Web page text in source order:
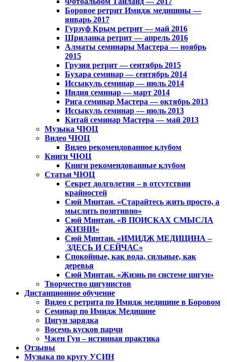
Боровое ретрит Имидж медицины —
январь 2017
Гурзуф Крым ретрит — май 2016
Шриланка ретрит — апрель 2016
Алматы семинары Мастера — ноябрь
2015
Грузия ретрит — сентябрь 2015
Бухара семинар — сентябрь 2014
Иссыкуль семинар — июль 2014
Индия семинар — март 2014
Рига семинар Мастера — октябрь 2013
Иссыкуль семинар — июль 2013
Китай семинар Мастера — май 2013
Музыка ЧЮЦ
Видео ЧЮЦ
Видео рекомендованное клубом
Книги ЧЮЦ
Книги рекомендованные клубом
Статьи ЧЮЦ
Секрет долголетия – в отсутствии
крайностей
Сюй Минтан. «Старайтесь жить просто, а
мыслить позитивно»
Сюй Минтан. «В ПОИСКАХ СМЫСЛА
ЖИЗНИ»
Сюй Минтан. «ИМИДЖ МЕДИЦИНА –
ЗДЕСЬ И СЕЙЧАС»
Спокойные, как вода, сильные, как
деревья
Сюй Минтан. «Жизнь по системе цигун»
Творчество цигунистов
Дистанционное обучение
Видео с ретрита по Имидж медицине в Боровом
Семинар по Имидж Медицине
Цигун зарядка
Восемь кусков парчи
Чжен Гун – истинная практика
Отзывы
Музыка по кругу УСИН